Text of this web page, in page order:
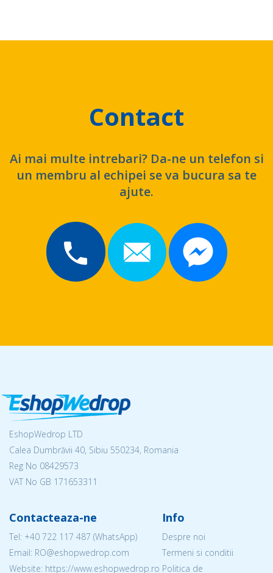
Contact
Ai mai multe intrebari? Da-ne un telefon si
un membru al echipei se va bucura sa te
ajute.
EshopWedrop LTD
Calea Dumbrăvii 40, Sibiu 550234, Romania
Reg No 08429573
VAT No GB 171653311
Contacteaza-ne
Tel: +40 722 117 487 (WhatsApp)
Email: RO@eshopwedrop.com
Website: https://www.eshopwedrop.ro
Info
Despre noi
Termeni si conditii
Politica de